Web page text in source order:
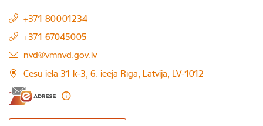
+371 80001234
+371 67045005
E-pasts:
nvd@vmnvd.gov.lv
Cēsu iela 31 k-3, 6. ieeja Rīga, Latvija, LV-1012